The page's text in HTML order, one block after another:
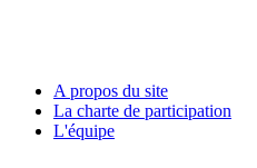
A propos du site
La charte de participation
L'équipe